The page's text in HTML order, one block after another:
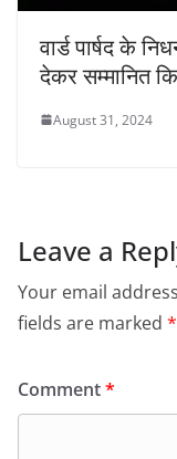
वार्ड पार्षद के
देकर सम्मानित
August 31, 2024
Leave a
Your email
fields are marked *
Comment*